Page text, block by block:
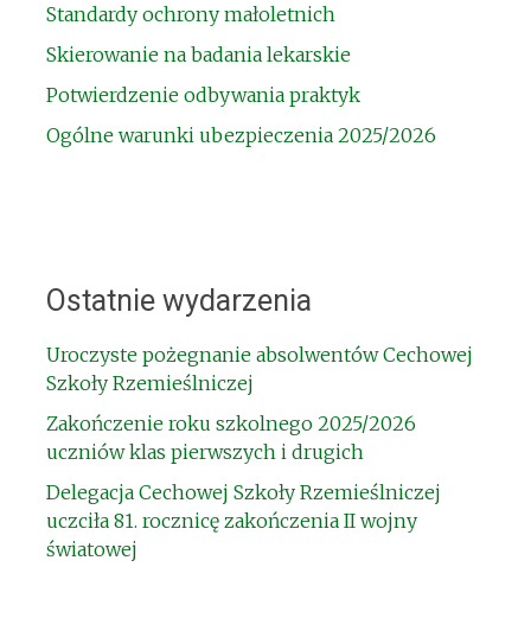
Standardy ochrony małoletnich
Skierowanie na badania lekarskie
Potwierdzenie odbywania praktyk
Ogólne warunki ubezpieczenia 2025/2026
Ostatnie wydarzenia
Uroczyste pożegnanie absolwentów Cechowej
Szkoły Rzemieślniczej
Zakończenie roku szkolnego 2025/2026
uczniów klas pierwszych i drugich
Delegacja Cechowej Szkoły Rzemieślniczej
uczciła 81. rocznicę zakończenia II wojny
światowej